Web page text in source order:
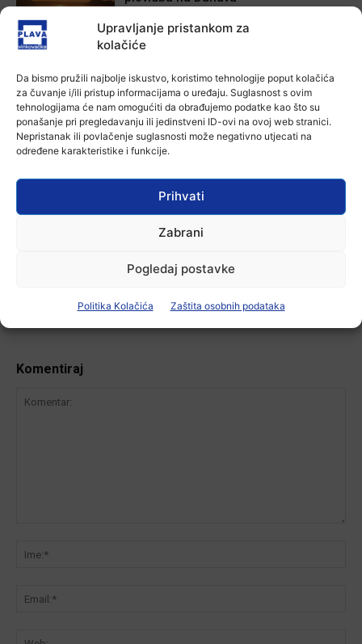
Upravljanje pristankom za
kolačiće
Da bismo pružili najbolje iskustvo, koristimo tehnologije poput kolačića
za čuvanje i/ili pristup informacijama o uređaju. Suglasnost s ovim
tehnologijama će nam omogućiti da obrađujemo podatke kao što su
ponašanje pri pregledavanju ili jedinstveni ID-ovi na ovoj web stranici.
Nepristanak ili povlačenje suglasnosti može negativno utjecati na
određene karakteristike i funkcije.
Prihvati
Zabrani
Pogledaj postavke
Politika Kolačića Zaštita osobnih podataka
Krimići, trileri, ljubavne priče i
povijesna fikcija najtraženiji su
žanrovi ovoga ljeta u vinkovačkoj
knjižnici
6 kolovoza, 2026
Aktualno
tlaka u vodovodnoj mreži
6 kolovoza, 2026
-Marketing-
Komentiraj